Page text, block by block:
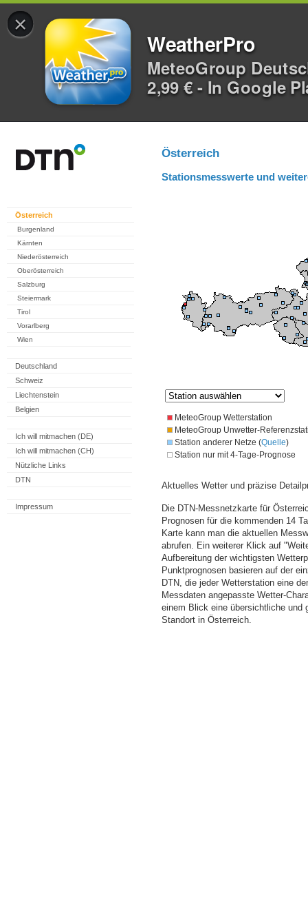
×
WeatherPro
MeteoGroup
2,99 € - In Google
Österreich
Burgenland
Kärnten
Niederösterreich
Oberösterreich
Salzburg
Steiermark
Tirol
Vorarlberg
Wien
Deutschland
Schweiz
Liechtenstein
Belgien
Ich will mitmachen (DE)
Ich will mitmachen (CH)
Nützliche Links
DTN
Impressum
Österreich
Stationsmesswerte und
MeteoGroup Wetterstation
MeteoGroup Unwetter-
Station anderer Netze (Quelle)
Station nur mit 4-Tage-Prognose
Aktuelles Wetter und präzise
Die DTN-Messnetzkarte für
Prognosen für die kommenden 14
Karte kann man die aktuellen
abrufen. Ein weiterer Klick auf
Aufbereitung der wichtigsten
Punktprognosen basieren auf der
DTN, die jeder Wetterstation eine
Messdaten angepasste Wetter-
einem Blick eine übersichtliche und
Standort in Österreich.